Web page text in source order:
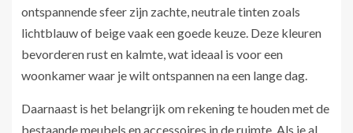
ontspannende sfeer zijn zachte, neutrale tinten zoals
lichtblauw of beige vaak een goede keuze. Deze kleuren
bevorderen rust en kalmte, wat ideaal is voor een
woonkamer waar je wilt ontspannen na een lange dag.
Daarnaast is het belangrijk om rekening te houden met de
bestaande meubels en accessoires in de ruimte. Als je al